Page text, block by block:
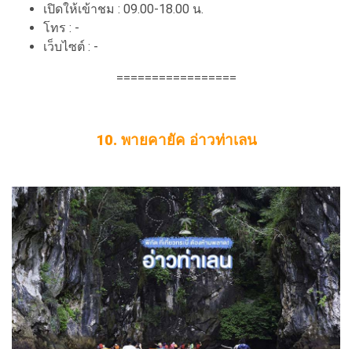
เปิดให้เข้าชม : 09.00-18.00 น.
โทร : -
เว็บไซต์ : -
=================
10. พายคายัค อ่าวท่าเลน